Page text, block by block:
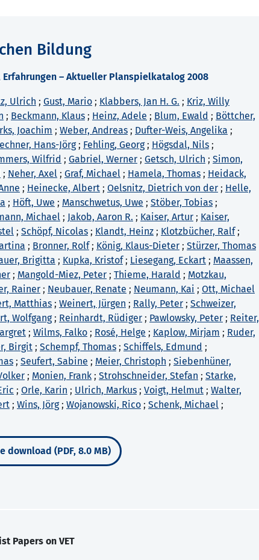
Bildung
– Aktueller Planspielkatalog 2008
Ulrich ; Gust, Mario ; Klabbers, Jan H. G. ; Kriz, Willy
; Beckmann, Klaus ; Heinz, Adele ; Blum, Ewald ; Böttcher,
Joachim ; Weber, Andreas ; Dufter-Weis, Angelika ;
Hans-Jörg; Fehling, Georg; Högsdal, Nils ;
Wilfrid ; Gabriel, Werner ; Getsch, Ulrich ; Simon,
; Neher, Axel ; Graf, Michael ; Hamela, Thomas ; Heidack,
; Heinecke, Albert ; Oelsnitz, Dietrich von der ; Helle,
; Höft, Uwe ; Manschwetus, Uwe ; Stöber, Tobias ;
Michael ; Jakob, Aaron R. ; Kaiser, Artur ; Kaiser,
; Schöpf, Nicolas ; Klandt, Heinz ; Klotzbücher, Ralf;
; Bronner, Rolf; König, Klaus-Dieter ; Stürzer, Thomas
Brigitta ; Kupka, Kristof; Liesegang, Eckart ; Maassen,
; Mangold-Miez, Peter ; Thieme, Harald ; Motzkau,
Rainer ; Neubauer, Renate ; Neumann, Kai ; Ott, Michael
Matthias ; Weinert, Jürgen ; Rally, Peter ; Schweizer,
Wolfgang; Reinhardt, Rüdiger ; Pawlowsky, Peter ; Reiter,
; Wilms, Falko ; Rosé, Helge ; Kaplow, Mirjam ; Ruder,
Birgit ; Schempf, Thomas ; Schiffels, Edmund ;
; Seufert, Sabine ; Meier, Christoph ; Siebenhüner,
; Monien, Frank ; Strohschneider, Stefan ; Starke,
; Orle, Karin ; Ulrich, Markus ; Voigt, Helmut ; Walter,
; Wins, Jörg; Wojanowski, Rico ; Schenk, Michael ;
download (PDF, 8.0 MB)
Papers on VET